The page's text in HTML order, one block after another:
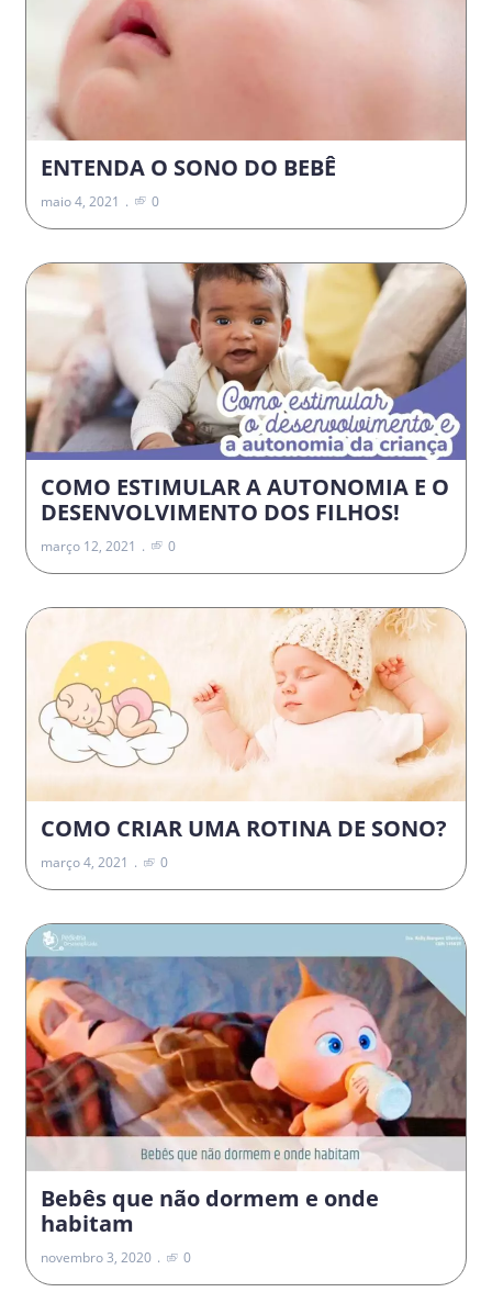
ENTENDA O SONO DO BEBÊ
maio 4, 2021 0
COMO ESTIMULAR A AUTONOMIA E O
DESENVOLVIMENTO DOS FILHOS!
março 12, 2021 0
COMO CRIAR UMA ROTINA DE SONO?
março 4, 2021 0
Bebês que não dormem e onde
habitam
novembro 3, 2020 0